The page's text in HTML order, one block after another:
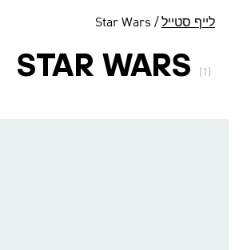
לייף סטייל Star Wars
STAR WARS (1)